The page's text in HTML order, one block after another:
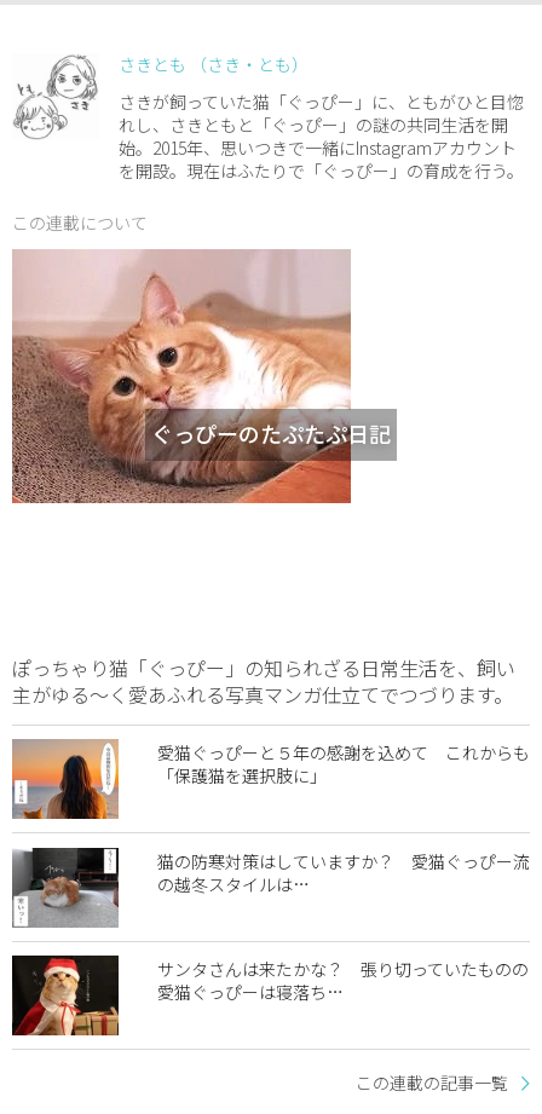
さきとも （さき・とも）
さきが飼っていた猫「ぐっぴー」に、ともがひと目惚
れし、さきともと「ぐっぴー」の謎の共同生活を開
始。2015年、思いつきで一緒にInstagramアカウント
を開設。現在はふたりで「ぐっぴー」の育成を行う。
この連載について
ぐっぴーのたぷたぷ日記
ぽっちゃり猫「ぐっぴー」の知られざる日常生活を、飼い
主がゆる～く愛あふれる写真マンガ仕立てでつづります。
愛猫ぐっぴーと５年の感謝を込めて これからも
「保護猫を選択肢に」
猫の防寒対策はしていますか？ 愛猫ぐっぴー流
の越冬スタイルは…
サンタさんは来たかな？ 張り切っていたものの
愛猫ぐっぴーは寝落ち…
この連載の記事一覧